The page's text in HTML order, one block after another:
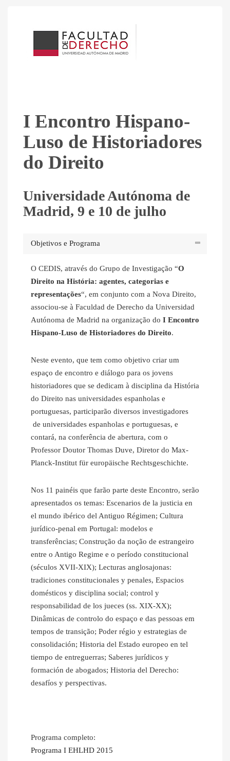
I Encontro Hispano-
Luso de Historiadores
do Direito
Universidade Autónoma de
Madrid, 9 e 10 de julho
Objetivos e Programa
O CEDIS, através do Grupo de Investigação “O
Direito na História: agentes, categorias e
representações“, em conjunto com a Nova Direito,
associou-se à Faculdad de Derecho da Universidad
Autónoma de Madrid na organização do I Encontro
Hispano-Luso de Historiadores do Direito.
Neste evento, que tem como objetivo criar um
espaço de encontro e diálogo para os jovens
historiadores que se dedicam à disciplina da História
do Direito nas universidades espanholas e
portuguesas, participarão diversos investigadores
de universidades espanholas e portuguesas, e
contará, na conferência de abertura, com o
Professor Doutor Thomas Duve, Diretor do Max-
Planck-Institut für europäische Rechtsgeschichte.
Nos 11 painéis que farão parte deste Encontro, serão
apresentados os temas: Escenarios de la justicia en
el mundo ibérico del Antiguo Régimen; Cultura
jurídico-penal em Portugal: modelos e
transferências; Construção da noção de estrangeiro
entre o Antigo Regime e o período constitucional
(séculos XVII-XIX); Lecturas anglosajonas:
tradiciones constitucionales y penales, Espacios
domésticos y disciplina social; control y
responsabilidad de los jueces (ss. XIX-XX);
Dinâmicas de controlo do espaço e das pessoas em
tempos de transição; Poder régio y estrategias de
consolidación; Historia del Estado europeo en tel
tiempo de entreguerras; Saberes jurídicos y
formación de abogados; Historia del Derecho:
desafíos y perspectivas.
Programa completo:
Programa I EHLHD 2015